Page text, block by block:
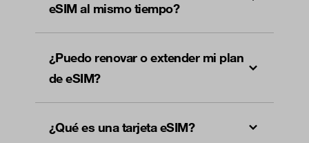
eSIM al mismo tiempo?
¿Puedo renovar o extender mi plan
de eSIM?
¿Qué es una tarjeta eSIM?